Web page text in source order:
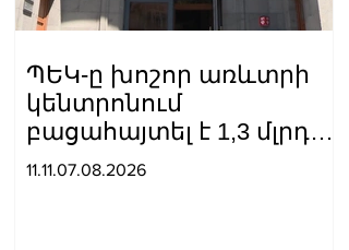
ՊԵԿ-ը խոշոր առևտրի
կենտրոնում
բացահայտել է 1,3 մլրդ
դրամի թաքցված
11.11.07.08.2026